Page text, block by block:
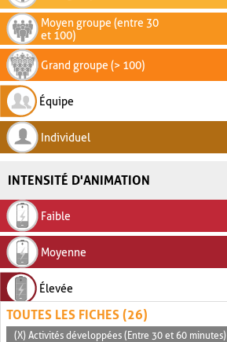
Moyen groupe (entre 30
et 100)
Grand groupe (> 100)
Équipe
Individuel
INTENSITÉ D'ANIMATION
Faible
Moyenne
Élevée
TOUTES LES FICHES (26)
(X) Activités développées (Entre 30 et 60 minutes)